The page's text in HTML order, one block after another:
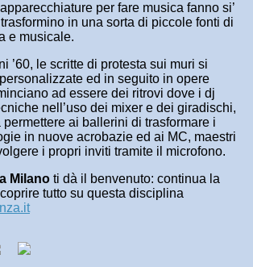
per fare musica fanno si’
in una sorta di piccole fonti di
e musicale.
’60, le scritte di protesta sui muri si
ed in seguito in opere
ad essere dei ritrovi dove i dj
nell’uso dei mixer e dei giradischi,
ai ballerini di trasformare i
in nuove acrobazie ed ai MC, maestri
i propri inviti tramite il microfono.
Milano ti dà il benvenuto: continua la
tutto su questa disciplina